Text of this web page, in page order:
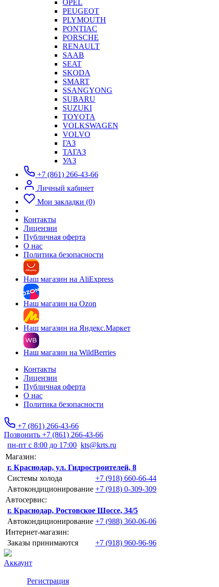
OPEL
PEUGEOT
PLYMOUTH
PONTIAC
PORSCHE
RENAULT
SAAB
SEAT
SKODA
SMART
SSANGYONG
SUBARU
SUZUKI
TOYOTA
VOLKSWAGEN
VOLVO
ГАЗ
ТАГАЗ
УАЗ
+7 (861) 266-43-66
Личный кабинет
Мои закладки (0)
Контакты
Лицензии
Публичная оферта
О нас
Политика безопасности
Наш магазин на AliExpress
Наш магазин на Ozon
Наш магазин на Яндекс.Маркет
Наш магазин на WildBerries
Контакты
Лицензии
Публичная оферта
О нас
Политика безопасности
+7 (861) 266-43-66
Позвонить +7 (861) 266-43-66
пн-пт с 8:00 до 17:00 kts@krts.ru
Магазин:
г. Краснодар, ул. Гидростроителей, 8
Системы холода
+7 (918) 660-66-44
Автокондиционирование +7 (918) 0-309-309
Автосервис:
г. Краснодар, Ростовское Шоссе, 34/5
Автокондиционирование +7 (988) 360-06-06
Интернет-магазин:
Заказы принимаются
+7 (918) 960-96-96
Аккаунт
Регистрация